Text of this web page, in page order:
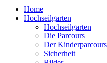
Home
Hochseilgarten
Hochseilgarten
Die Parcours
Der Kinderparcours
Sicherheit